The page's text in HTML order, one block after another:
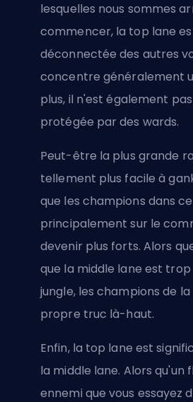
lesquelles nous sommes
commencer, la top lane
déconnectée des autres
concentre généralement
plus, il n'est également
protégée par des wards.
Peut-être la plus grande
tellement plus facile à
que les champions dans
principalement sur le
devenir plus forts. Alors
que la middle lane est
jungle, les champions de
propre truc là-haut.
Enfin, la top lane est
la middle lane. Alors
ennemi que vous essayez